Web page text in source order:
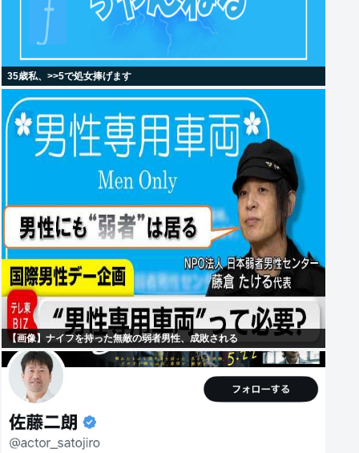
35歳私、>>5で処女捧げます
【画像】ナイフを持った無敵の弱者男性、成敗される